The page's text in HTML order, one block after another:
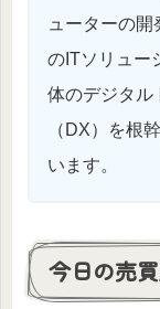
ューターの
のITソリュー
体のデジタル
（DX）を根
います。
今日の売